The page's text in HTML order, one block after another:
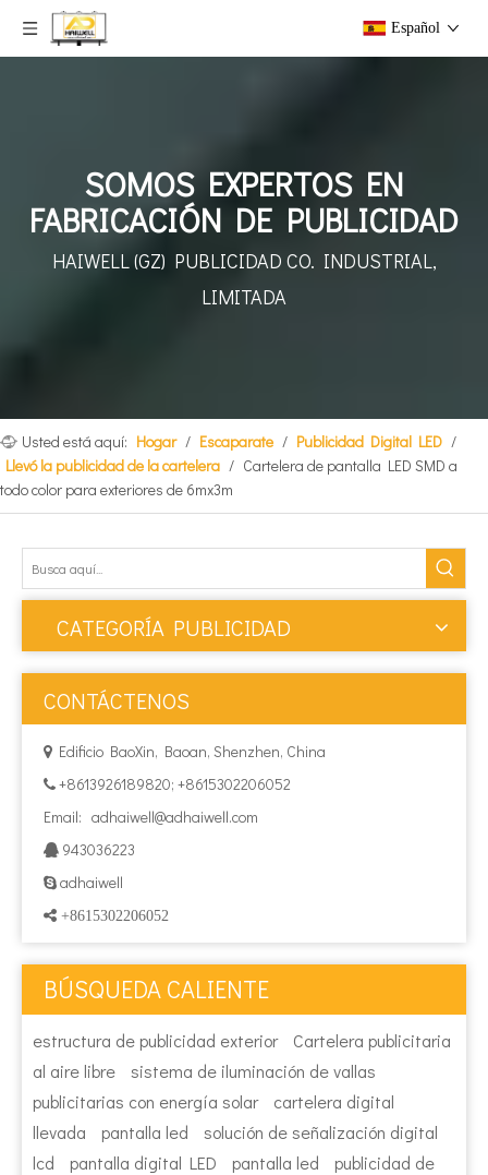
Español
SOMOS EXPERTOS EN
FABRICACIÓN DE PUBLICIDAD
HAIWELL (GZ) PUBLICIDAD CO. INDUSTRIAL,
LIMITADA
Usted está aquí: Hogar / Escaparate / Publicidad Digital LED /
Llevó la publicidad de la cartelera / Cartelera de pantalla LED SMD a
todo color para exteriores de 6mx3m
CATEGORÍA PUBLICIDAD
CONTÁCTENOS
 Edificio BaoXin, Baoan, Shenzhen, China
 +8613926189820; +8615302206052
Email: adhaiwell@adhaiwell.com
 943036223
 adhaiwell
 +8615302206052
BÚSQUEDA CALIENTE
estructura de publicidad exterior
Cartelera publicitaria
al aire libre
sistema de iluminación de vallas
publicitarias con energía solar
cartelera digital
llevada
pantalla led
solución de señalización digital
lcd
pantalla digital LED pantalla led
publicidad de